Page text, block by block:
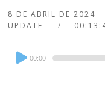
8 DE ABRIL DE 2024
UPDATE
Audio
Player
00:00